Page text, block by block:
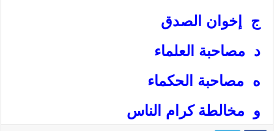
ج إخوان الصدق‏
د مصاحبة العلماء
ه مصاحبة الحكماء
و مخالطة كرام الناس‏